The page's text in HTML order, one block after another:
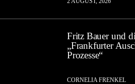
Fritz Bauer und
„Frankfurter
Prozesse“
CORNELIA FRENKEL